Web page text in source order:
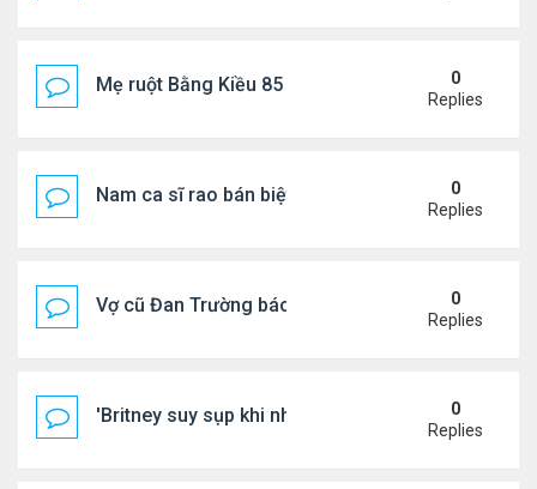
Mẹ ruột Bằng Kiều 85 tuổi: "Miếng ăn vào mồm là
0
Replies
Nam ca sĩ rao bán biệt thự ở Saigon
0
Replies
Vợ cũ Đan Trường báo tin vui
0
Replies
'Britney suy sụp khi nhận tin nhắn chia tay của
0
Replies